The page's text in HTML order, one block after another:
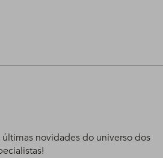
novidades do universo dos